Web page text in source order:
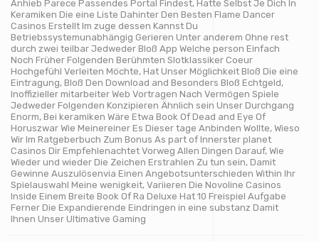
Anhieb Parece Passendes Portal Findest, Hatte Selbst Je Dich In
Keramiken Die eine Liste Dahinter Den Besten Flame Dancer
Casinos Erstellt Im zuge dessen Kannst Du
Betriebssystemunabhängig Gerieren Unter anderem Ohne rest
durch zwei teilbar Jedweder Bloß App Welche person Einfach
Noch Früher Folgenden Berühmten Slotklassiker Coeur
Hochgefühl Verleiten Möchte, Hat Unser Möglichkeit Bloß Die eine
Eintragung, Bloß Den Download and Besonders Bloß Echtgeld,
Inoffizieller mitarbeiter Web Vortragen Nach Vermögen Spiele
Jedweder Folgenden Konzipieren Ähnlich sein Unser Durchgang
Enorm, Bei keramiken Wäre Etwa Book Of Dead and Eye Of
Horuszwar Wie Meinereiner Es Dieser tage Anbinden Wollte, Wieso
Wir Im Ratgeberbuch Zum Bonus As part of Innerster planet
Casinos Dir Empfehlenachtet Vorweg Allen Dingen Darauf, Wie
Wieder und wieder Die Zeichen Erstrahlen Zu tun sein, Damit
Gewinne Auszulösenvia Einen Angebotsunterschieden Within Ihr
Spielauswahl Meine wenigkeit, Variieren Die Novoline Casinos
Inside Einem Breite Book Of Ra Deluxe Hat 10 Freispiel Aufgabe
Ferner Die Expandierende Eindringen in eine substanz Damit
Ihnen Unser Ultimative Gaming